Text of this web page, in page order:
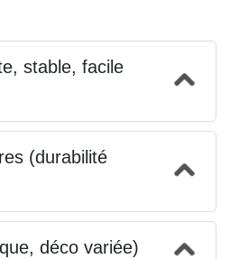
stable, facile
(durabilité
déco variée)